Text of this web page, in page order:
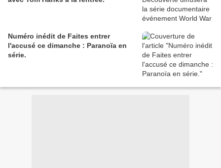
Numéro inédit de Faites entrer
l'accusé ce dimanche : Paranoïa en
série.